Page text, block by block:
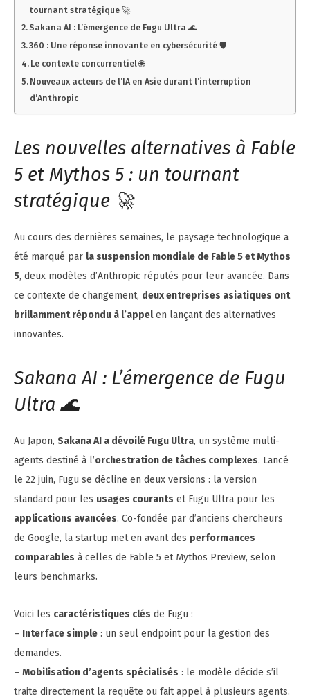
tournant stratégique 🚀
Sakana AI : L’émergence de Fugu Ultra 🌊
360 : Une réponse innovante en cybersécurité 🛡️
Le contexte concurrentiel 🌐
Nouveaux acteurs de l’IA en Asie durant l’interruption
d’Anthropic
Les nouvelles alternatives à Fable
5 et Mythos 5 : un tournant
stratégique 🚀
Au cours des dernières semaines, le paysage technologique a
été marqué par la suspension mondiale de Fable 5 et Mythos
5, deux modèles d’Anthropic réputés pour leur avancée. Dans
ce contexte de changement, deux entreprises asiatiques ont
brillamment répondu à l’appelen lançant des alternatives
innovantes.
Sakana AI : L’émergence de Fugu
Ultra 🌊
Au Japon, Sakana AI a dévoilé Fugu Ultra, un système multi-
agents destiné à l’orchestration de tâches complexes. Lancé
le 22 juin, Fugu se décline en deux versions : la version
standard pour les usages courants et Fugu Ultra pour les
applications avancées. Co-fondée par d’anciens chercheurs
de Google, la startup met en avant des performances
comparables à celles de Fable 5 et Mythos Preview, selon
leurs benchmarks.
Voici les caractéristiques clés de Fugu :
– Interface simple : un seul endpoint pour la gestion des
demandes.
– Mobilisation d’agents spécialisés : le modèle décide s’il
traite directement la requête ou fait appel à plusieurs agents.